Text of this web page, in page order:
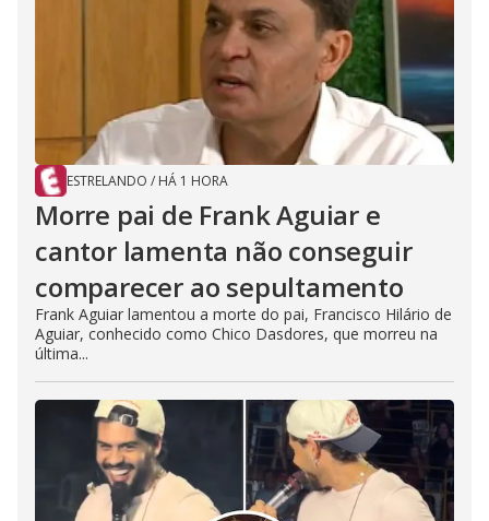
ESTRELANDO / HÁ 1 HORA
Morre pai de Frank Aguiar e
cantor lamenta não conseguir
comparecer ao sepultamento
Frank Aguiar lamentou a morte do pai, Francisco Hilário de
Aguiar, conhecido como Chico Dasdores, que morreu na
última...